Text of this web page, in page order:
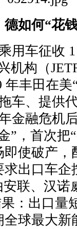
如何“花
用车征收
机构（
年丰田在
车、提供
金融危机
”，首次把
使破产，
出口车企
联、汉
：出口量
球最大